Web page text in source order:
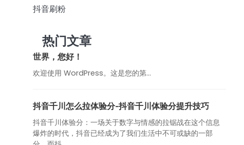
抖音刷粉
热门文章
世界，您好！
欢迎使用 WordPress。这是您的第…
抖音千川怎么拉体验分-抖音千川体验分提升技巧
抖音千川体验分：一场关于数字与情感的拉锯战在这个信息
爆炸的时代，抖音已经成为了我们生活中不可或缺的一部